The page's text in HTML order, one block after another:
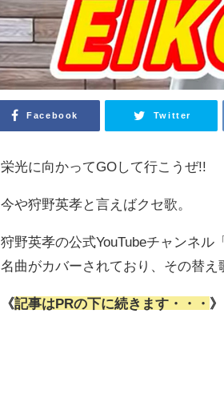
Facebook Twitter
栄光に向かってGOして行こうぜ!!
今や狩野英孝と言えばクセ歌。
狩野英孝の公式YouTubeチャンネ
名曲がカバーされており、その替え
《記事はPRの下に続きます・・・ 》